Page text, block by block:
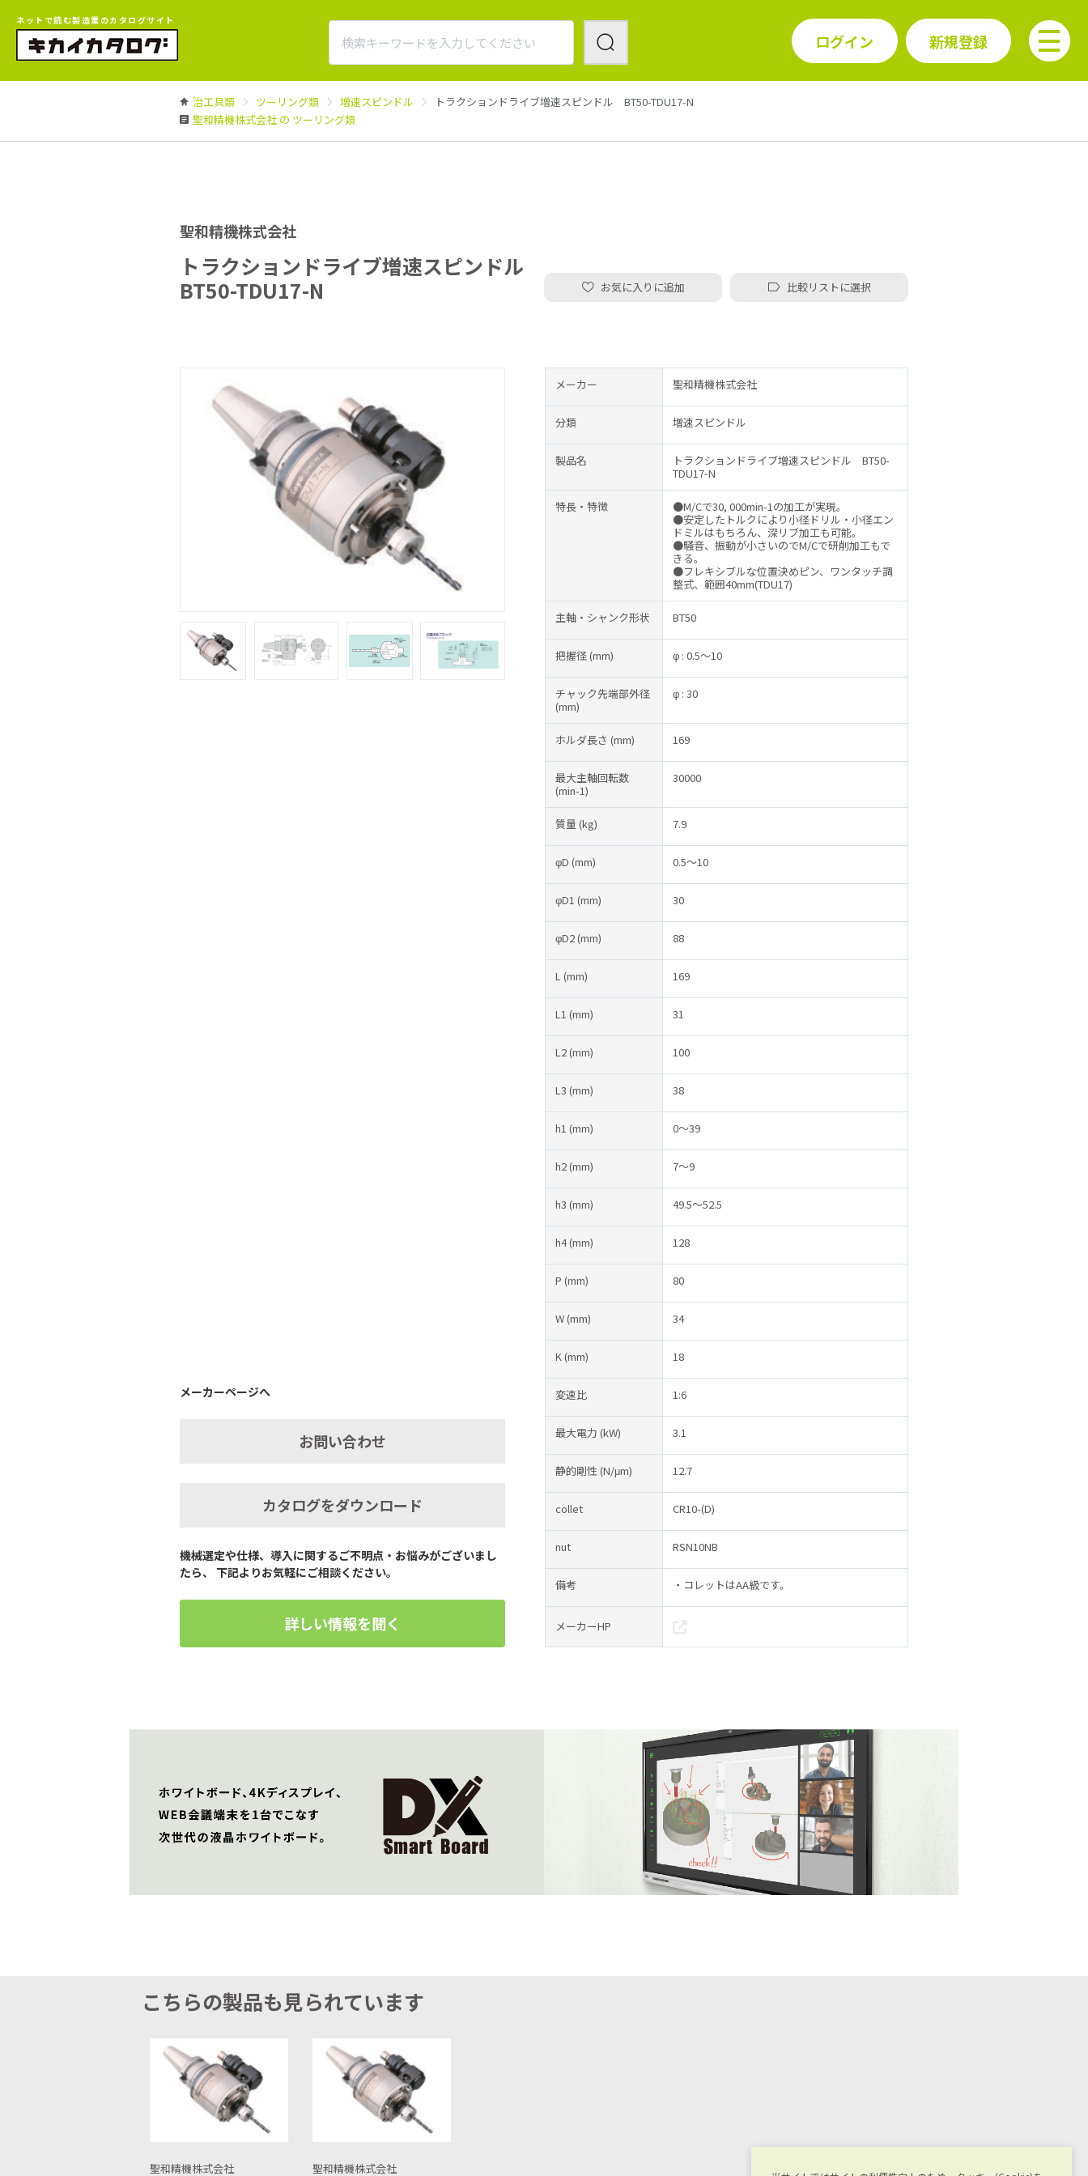
ネットで読む製造業のカタログサイト
ログイン 新規登録
治工具類 ツーリング類 増速スピンドル
トラクションドライブ増速スピンドル BT50-TDU17-N
聖和精機株式会社 の ツーリング類
聖和精機株式会社
トラクションドライブ増速スピンドル
BT50-TDU17-N
お気に入りに追加 比較リストに選択
メーカーページへ
お問い合わせ
カタログをダウンロード
機械選定や仕様、導入に関するご不明点・お悩みがございまし
たら、 下記よりお気軽にご相談ください。
詳しい情報を聞く
メーカー 聖和精機株式会社
分類 増速スピンドル
製品名
トラクションドライブ増速スピンドル BT50-
TDU17-N
特長・特徴
●M/Cで30, 000min-1の加工が実現。
●安定したトルクにより小径ドリル・小径エン
ドミルはもちろん、深リブ加工も可能。
●騒音、振動が小さいのでM/Cで研削加工もで
きる。
●フレキシブルな位置決めピン、ワンタッチ調
整式、範囲40mm(TDU17)
主軸・シャンク形状 BT50
把握径(mm) φ : 0.5～10
チャック先端部外径
(mm)
φ : 30
ホルダ長さ (mm) 169
最大主軸回転数
(min-1)
30000
質量(kg) 7.9
φD (mm) 0.5～10
φD1 (mm) 30
φD2(mm) 88
L (mm) 169
L1 (mm) 31
L2(mm) 100
L3 (mm) 38
h1 (mm) 0～39
h2(mm) 7～9
h3 (mm) 49.5～52.5
h4(mm) 128
P (mm) 80
W(mm) 34
K (mm) 18
変速比 1:6
最大電力 (kW) 3.1
静的剛性 (N/μm) 12.7
collet CR10-(D)
nut RSN10NB
備考 ・コレットはAA級です。
メーカーHP
こちらの製品も見られています
聖和精機株式会社
聖和精機株式会社